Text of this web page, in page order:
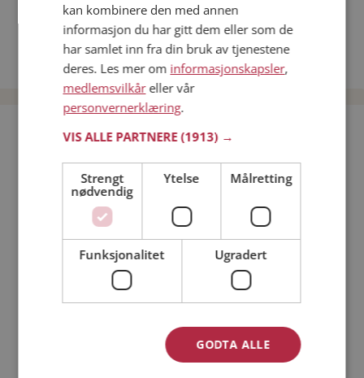
Date menn i Norge
Date kvinner i Norge
Bli medlem gratis!
Jeg er en: Mann Kvinne
Min alder:
kan kombinere den med annen
informasjon du har gitt dem eller som de
har samlet inn fra din bruk av tjenestene
deres. Les mer om informasjonskapsler,
medlemsvilkåreller vår
personvernerklæring.
VIS ALLE PARTNERE(1913) →
Strengt
nødvendig
Ytelse Målretting
Funksjonalitet Ugradert
GODTA ALLE